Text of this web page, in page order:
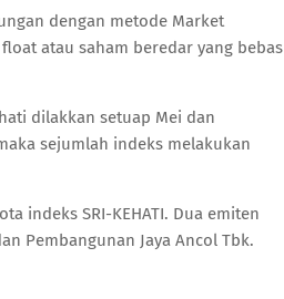
dengan metode Market
atau saham beredar yang bebas
dilakkan setuap Mei dan
sejumlah indeks melakukan
indeks SRI-KEHATI. Dua emiten
Pembangunan Jaya Ancol Tbk.